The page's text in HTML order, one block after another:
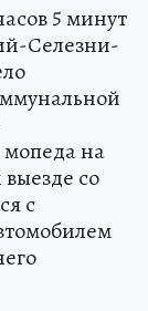
5 минут
Селезни-
на
со
с